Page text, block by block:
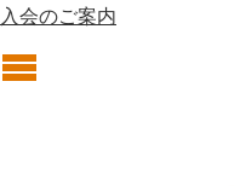
入会のご案内